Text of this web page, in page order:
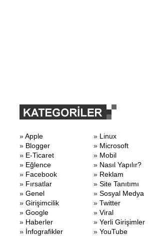
»Apple » Linux
» Blogger » Microsoft
» E-Ticaret » Mobil
» Eğlence » Nasıl Yapılır?
» Facebook » Reklam
» Fırsatlar » Site Tanıtımı
» Genel » Sosyal Medya
» Girişimcilik » Twitter
» Google » Viral
» Haberler » Yerli Girişimler
» İnfografikler » YouTube